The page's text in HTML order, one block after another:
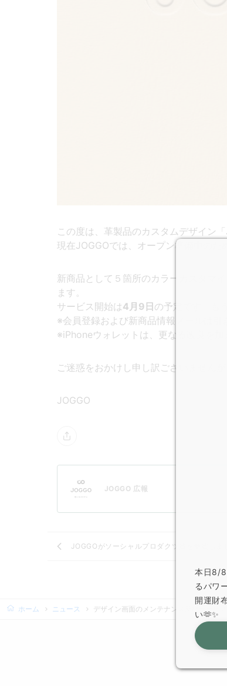
この度は、革製品のカスタムデザイン
現在JOGGOでは、オープン準備中のた
新商品として５箇所のカラーカスタマイ
ます。
サービス開始は4月9日 の予定です。も
※会員登録および新商品情報メールは引
※iPhoneウォレットは、更なる改良を加
ご迷惑をおかけし申し訳ございません
JOGGO
JOGGO 広報
JOGGOがソーシャルプロダクツ賞を受賞しま
ホーム ニュース デザイン画面のメンテナンス及びサービス
本日8/
るパワ
開運財
い🫶✨